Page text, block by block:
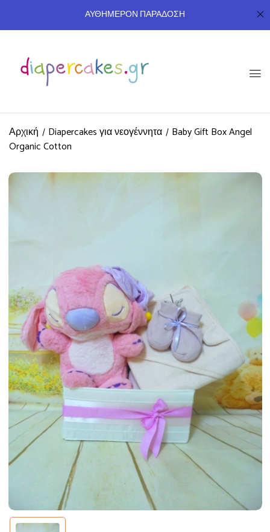
ΑΥΘΗΜΕΡΟΝ ΠΑΡΑΔΟΣΗ
Αρχική Diapercakes για νεογέννητα
Baby Gift Box Angel
Organic Cotton